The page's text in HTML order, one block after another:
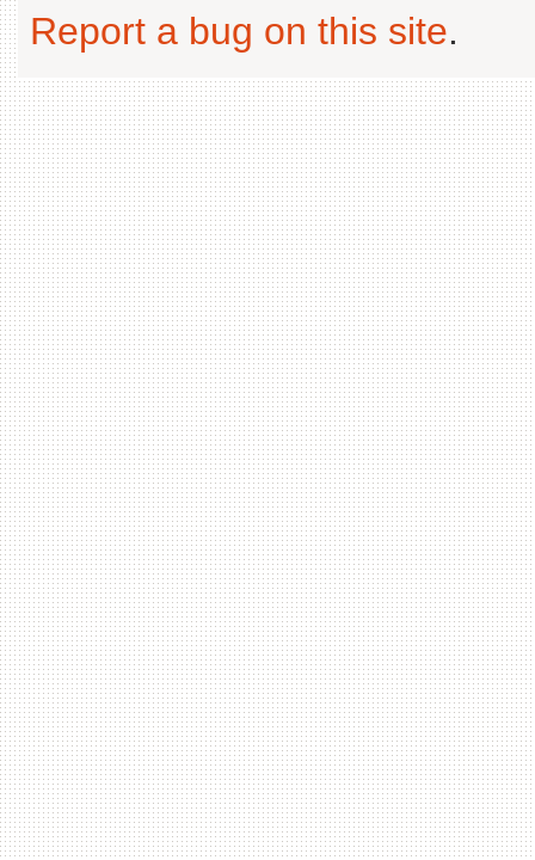
Report a bug on this site.